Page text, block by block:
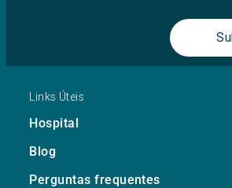
Links Úteis
Hospital
Blog
Perguntas frequentes